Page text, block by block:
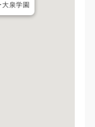
大泉学園